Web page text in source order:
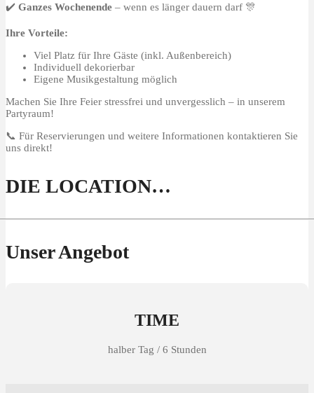
✔️ Ganzes Wochenende – wenn es länger dauern darf 🎊
Ihre Vorteile:
Viel Platz für Ihre Gäste (inkl. Außenbereich)
Individuell dekorierbar
Eigene Musikgestaltung möglich
Machen Sie Ihre Feier stressfrei und unvergesslich – in unserem
Partyraum!
📞 Für Reservierungen und weitere Informationen kontaktieren Sie
uns direkt!
DIE LOCATION…
Unser Angebot
TIME
halber Tag / 6 Stunden